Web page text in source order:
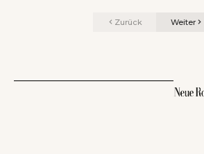
Zurück Weiter